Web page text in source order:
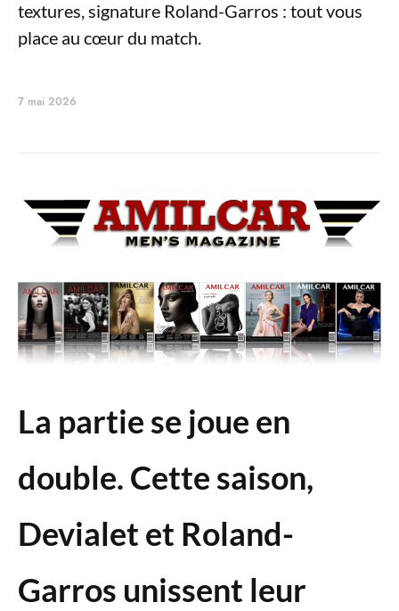
textures, signature Roland-Garros : tout vous
place au cœur du match.
7 mai 2026
La partie se joue en
double. Cette saison,
Devialet et Roland-
Garros unissent leur